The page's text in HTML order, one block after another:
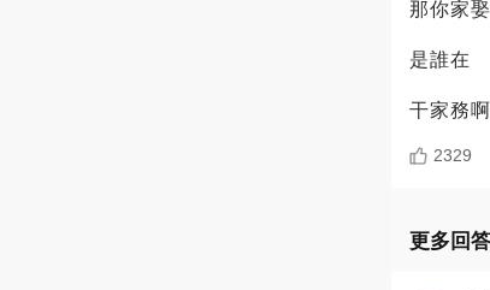
那你家
是誰在
干家務
2329
更多回答